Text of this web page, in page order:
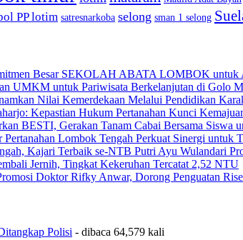
PP lotim satresnarkoba selong sman 1 selong
Besar SEKOLAH ABATA LOMBOK untuk
UMKM untuk Pariwisata Berkelanjutan di Golo
Nilai Kemerdekaan Melalui Pendidikan
Kepastian Hukum Pertanahan Kunci
BESTI, Gerakan Tanam Cabai Bersama Siswa
Lombok Tengah Perkuat Sinergi untuk
Kajari Terbaik se-NTB Putri Ayu Wulandari
Jernih, Tingkat Kekeruhan Tercatat 2,52 NTU
Doktor Rifky Anwar, Dorong Penguatan
Polisi - dibaca 64,579 kali